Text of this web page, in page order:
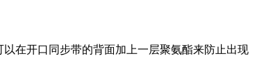
在开口同步带的背面加上一层聚氨酯来防止出现